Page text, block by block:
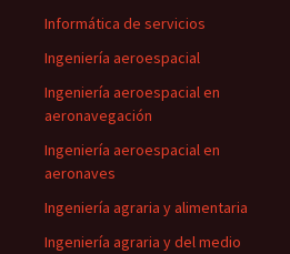
Informática de servicios
Ingeniería aeroespacial
Ingeniería aeroespacial en
aeronavegación
Ingeniería aeroespacial en
aeronaves
Ingeniería agraria y alimentaria
Ingeniería agraria y del medio